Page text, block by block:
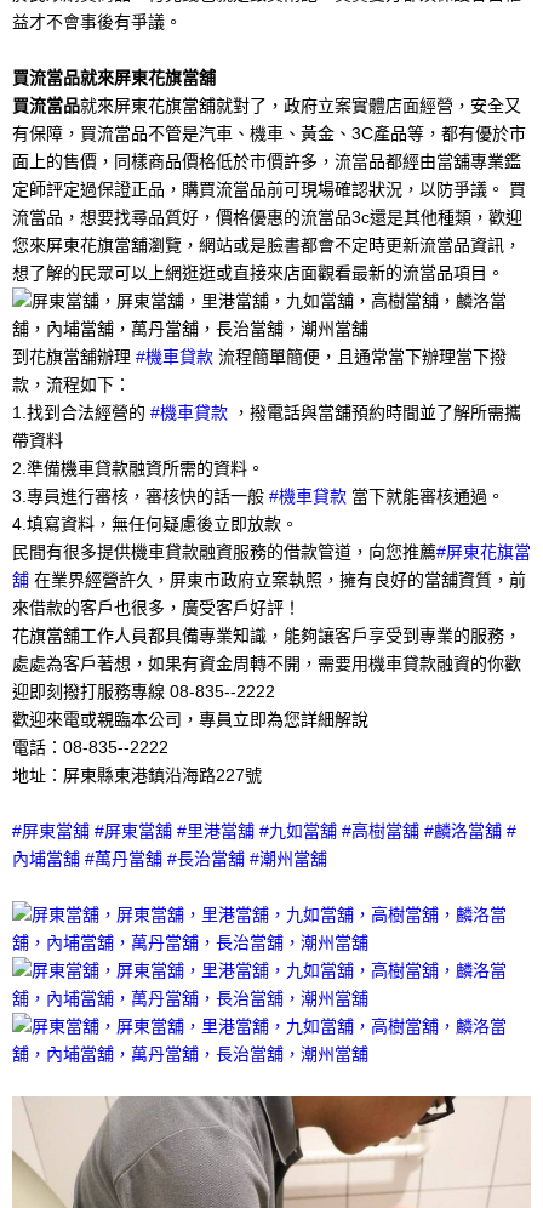
益才不會事後有爭議。
買流當品就來屏東花旗當舖
買流當品就來屏東花旗當舖就對了，政府立案實體店面經營，安全又
有保障，買流當品不管是汽車、機車、黃金、3C產品等，都有優於市
面上的售價，同樣商品價格低於市價許多，流當品都經由當舖專業鑑
定師評定過保證正品，購買流當品前可現場確認狀況，以防爭議。 買
流當品，想要找尋品質好，價格優惠的流當品3c還是其他種類，歡迎
您來屏東花旗當舖瀏覽，網站或是臉書都會不定時更新流當品資訊，
想了解的民眾可以上網逛逛或直接來店面觀看最新的流當品項目。
到花旗當舖辦理 #機車貸款 流程簡單簡便，且通常當下辦理當下撥
款，流程如下：
1.找到合法經營的 #機車貸款 ，撥電話與當舖預約時間並了解所需攜
帶資料
2.準備機車貸款融資所需的資料。
3.專員進行審核，審核快的話一般 #機車貸款 當下就能審核通過。
4.填寫資料，無任何疑慮後立即放款。
民間有很多提供機車貸款融資服務的借款管道，向您推薦#屏東花旗當
舖 在業界經營許久，屏東市政府立案執照，擁有良好的當舖資質，前
來借款的客戶也很多，廣受客戶好評！
花旗當舖工作人員都具備專業知識，能夠讓客戶享受到專業的服務，
處處為客戶著想，如果有資金周轉不開，需要用機車貸款融資的你歡
迎即刻撥打服務專線 08-835--2222
歡迎來電或親臨本公司，專員立即為您詳細解說
電話：08-835--2222
地址：屏東縣東港鎮沿海路227號
#屏東當舖 #屏東當舖 #里港當舖 #九如當舖 #高樹當舖 #麟洛當舖 #
內埔當舖 #萬丹當舖 #長治當舖 #潮州當舖